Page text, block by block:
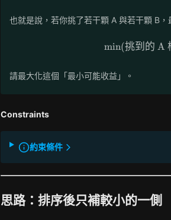
也就是說，若你挑了若干顆 A 與若干顆 B，
min(挑到的 A
請最大化這個「最小可能收益」。
Constraints
約束條件
思路：排序後只補較小的一側